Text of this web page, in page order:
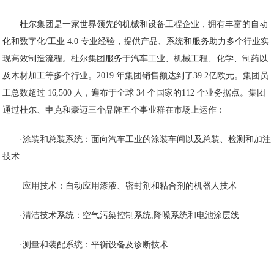
杜尔集团是一家世界领先的机械和设备工程企业，拥有丰富的自动
化和数字化/工业 4.0 专业经验，提供产品、系统和服务助力多个行业实
现高效制造流程。杜尔集团服务于汽车工业、机械工程、化学、制药以
及木材加工等多个行业。2019 年集团销售额达到了39.2亿欧元。集团员
工总数超过 16,500 人，遍布于全球 34 个国家的112 个业务据点。集团
通过杜尔、申克和豪迈三个品牌五个事业群在市场上运作：
·涂装和总装系统：面向汽车工业的涂装车间以及总装、检测和加注
技术
·应用技术：自动应用漆液、密封剂和粘合剂的机器人技术
·清洁技术系统：空气污染控制系统,降噪系统和电池涂层线
·测量和装配系统：平衡设备及诊断技术